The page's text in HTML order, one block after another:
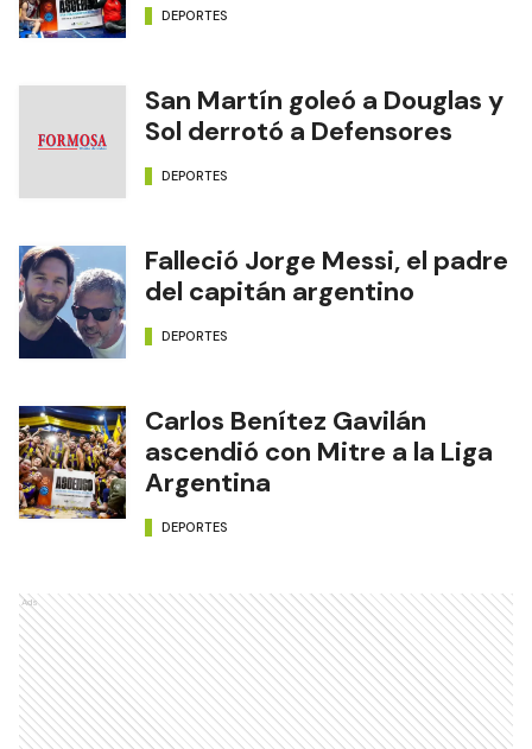
DEPORTES
San Martín goleó a Douglas y
Sol derrotó a Defensores
DEPORTES
Falleció Jorge Messi, el padre
del capitán argentino
DEPORTES
Carlos Benítez Gavilán
ascendió con Mitre a la Liga
Argentina
DEPORTES
Ads